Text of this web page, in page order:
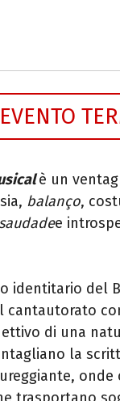
EVENTO
è un
balanço,
saudadee
identitario del
cantautorato
di una
la